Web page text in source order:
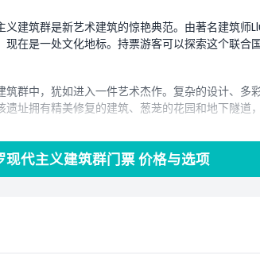
义建筑群是新艺术建筑的惊艳典范。由著名建筑
现在是一处文化地标。持票游客可以探索这个联合
筑群中，犹如进入一件艺术杰作。复杂的设计、多
址拥有精美修复的建筑、葱茏的花园和地下隧道
建筑和医疗历史的展览。圣保罗现代主义建筑群
独特建筑者必访之地。
现代主义建筑群门票 价格与选项